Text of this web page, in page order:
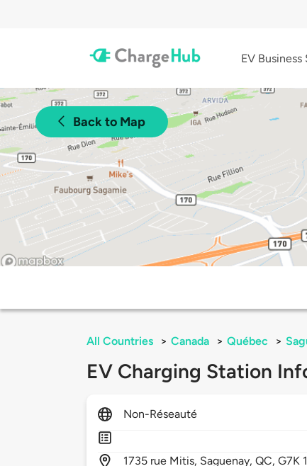
EV
Back to Map
All Countries > Canada > Québec >
EV Charging Station
Non-Réseauté
1735 rue Mitis, Saguenay,QC,G7K